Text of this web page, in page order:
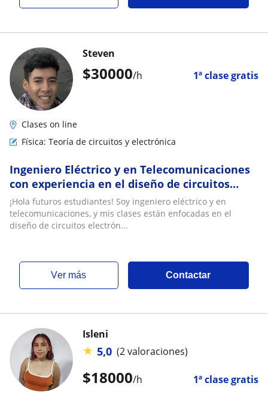
$30000/h 1ª clase gratis
Steven
Clases on line
Física: Teoría de circuitos y electrónica
Ingeniero Eléctrico y en Telecomunicaciones
con experiencia en el diseño de circuitos
electrónicos de potencia y lógicos
¡Hola futuros estudiantes! Soy ingeniero eléctrico y en
telecomunicaciones, y mis clases están enfocadas en el
diseño de circuitos electrón...
ver más Contactar
$18000/h 1ª clase gratis
Isleni
★ 5,0 (2 valoraciones)